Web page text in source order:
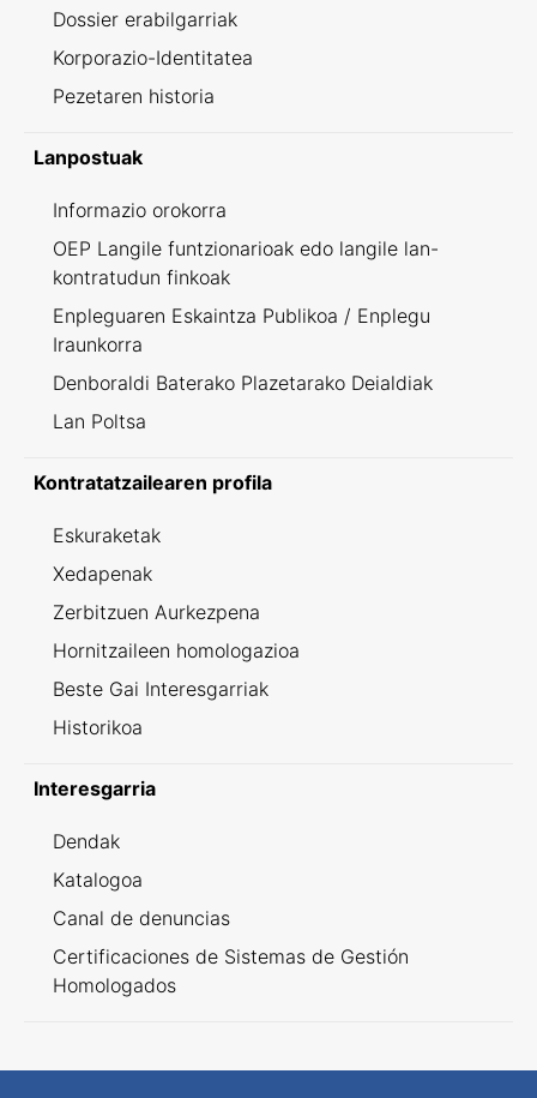
Dossier erabilgarriak
Korporazio-Identitatea
Pezetaren historia
Lanpostuak
Informazio orokorra
OEP Langile funtzionarioak edo langile lan-
kontratudun finkoak
Enpleguaren Eskaintza Publikoa / Enplegu
Iraunkorra
Denboraldi Baterako Plazetarako Deialdiak
Lan Poltsa
Kontratatzailearen profila
Eskuraketak
Xedapenak
Zerbitzuen Aurkezpena
Hornitzaileen homologazioa
Beste Gai Interesgarriak
Historikoa
Interesgarria
Dendak
Katalogoa
Canal de denuncias
Certificaciones de Sistemas de Gestión
Homologados